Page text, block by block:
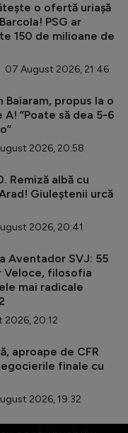
o ofertă uriașă
PSG ar
150 de milioane de
07 August 2026, 21:46
Baiaram, propus la o
A! ”Poate să dea 5-6
2026, 20:58
Remiză albă cu
Giuleștenii urcă
2026, 20:41
Aventador SVJ: 55
Veloce, filosofia
mai radicale
20:12
aproape de CFR
finale cu
2026, 19:32